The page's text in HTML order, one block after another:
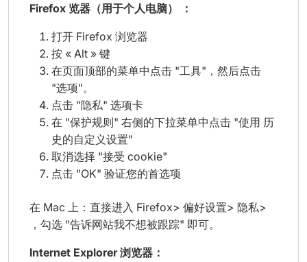
Firefox 览器（用于个人电脑） ：
打开 Firefox 浏览器
按 « Alt » 键
在页面顶部的菜单中点击 "工具"，然后点击
"选项"。
点击 "隐私" 选项卡
在 "保护规则" 右侧的下拉菜单中点击 "使用 历
史的自定义设置"
取消选择 "接受 cookie"
点击 "OK" 验证您的首选项
在 Mac 上：直接进入 Firefox> 偏好设置> 隐私>
，勾选 "告诉网站我不想被跟踪" 即可。
Internet Explorer 浏览器：